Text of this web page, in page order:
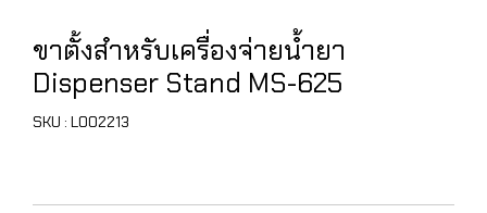
ขาตั้งสำหรับเครื่องจ่ายน้ำยา
Dispenser Stand MS-625
SKU : L002213